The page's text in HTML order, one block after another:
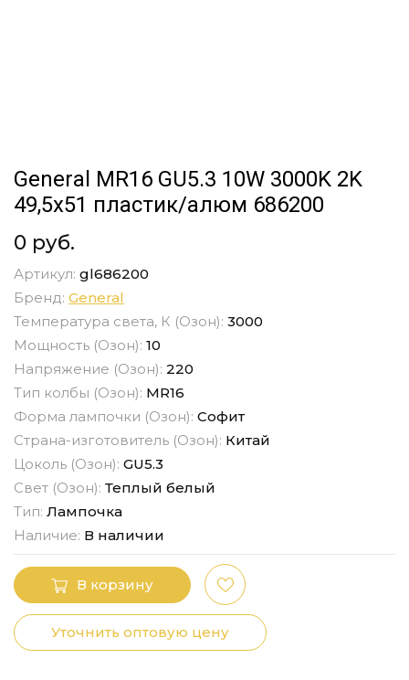
General MR16 GU5.3 10W 3000K 2K
49,5x51 пластик/алюм 686200
0 руб.
Артикул: gl686200
Бренд: General
Температура света, К (Озон): 3000
Мощность (Озон): 10
Напряжение (Озон): 220
Тип колбы (Озон): MR16
Форма лампочки (Озон): Софит
Страна-изготовитель (Озон): Китай
Цоколь (Озон): GU5.3
Свет (Озон): Теплый белый
Тип: Лампочка
Наличие: В наличии
В корзину
Уточнить оптовую цену